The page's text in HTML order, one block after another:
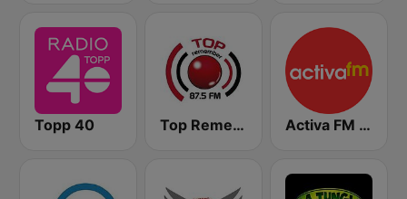
Topp 40 Top Remember 87.5 FM Activa FM - Elche